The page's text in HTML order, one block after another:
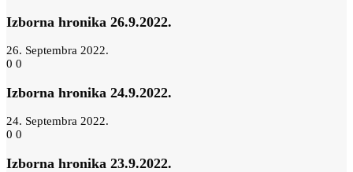
Izborna hronika 26.9.2022.
26. Septembra 2022.
0 0
Izborna hronika 24.9.2022.
24. Septembra 2022.
0 0
Izborna hronika 23.9.2022.